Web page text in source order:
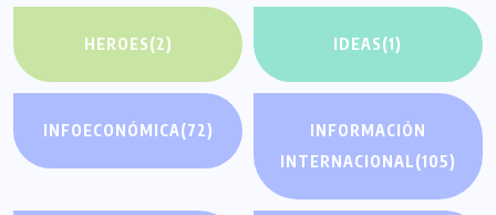
HEROES(2) IDEAS(1)
INFOECONÓMICA(72)
INFORMACIÓN
INTERNACIONAL(105)